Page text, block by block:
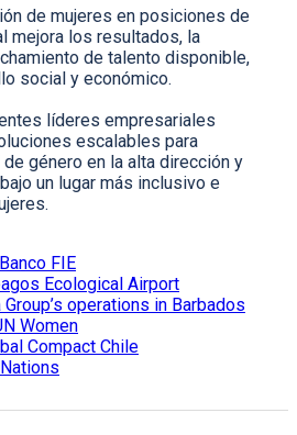
de mujeres en posiciones de
mejora los resultados, la
de talento disponible,
social y económico.
líderes empresariales
escalables para
género en la alta dirección y
un lugar más inclusivo e
FIE
Ecological Airport
operations in Barbados
Women
Compact Chile